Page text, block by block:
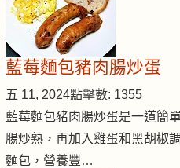
藍莓麵包豬肉腸炒蛋
五 11, 2024點擊數: 1355
藍莓麵包豬肉腸炒蛋是一道簡
腸炒熟，再加入雞蛋和黑胡椒
麵包，營養豐…